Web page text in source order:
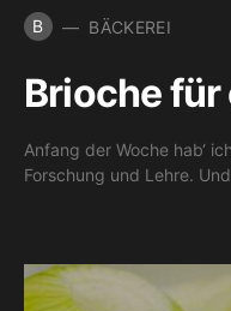
B BÄCKEREI
Brioche für
Anfang der Woche hab‘
Forschung und Lehre.